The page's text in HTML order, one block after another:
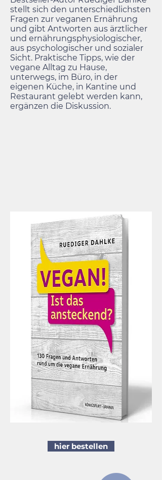
stellt sich den unterschiedlichsten
Fragen zur veganen Ernährung
und gibt Antworten aus ärztlicher
und ernährungsphysiologischer,
aus psychologischer und sozialer
Sicht. Praktische Tipps, wie der
vegane Alltag zu Hause,
unterwegs, im Büro, in der
eigenen Küche, in Kantine und
Restaurant gelebt werden kann,
ergänzen die Diskussion.
hier bestellen